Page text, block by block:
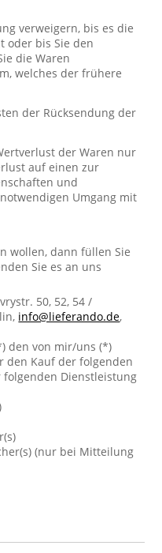
verweigern, bis es die
oder bis Sie den
die Waren
welches der frühere
der Rücksendung der
der Waren nur
auf einen zur
und
Umgang mit
wollen, dann füllen Sie
Sie es an uns
50, 52, 54 /
info@lieferando.de,
den von mir/uns (*)
den Kauf der folgenden
Dienstleistung
(nur bei Mitteilung